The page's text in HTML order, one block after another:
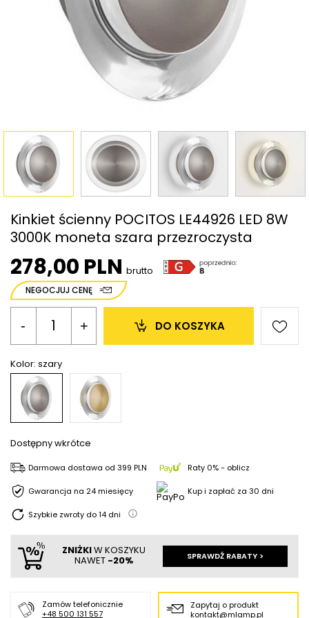
Kinkiet ścienny POCITOS LE44926 LED 8W
3000K moneta szara przezroczysta
278,00 PLN brutto
NEGOCJUJ CENĘ
Kolor: szary
- + DO KOSZYKA
Dostępny wkrótce
Darmowa dostawa od 399 PLN Raty 0% - oblicz
Gwarancja na 24 miesięcy Kup i zapłać za 30 dni
Szybkie zwroty do14 dni
ZNIŻKIW KOSZYKU
NAWET -20% SPRAWDŹ RABATY >
Zamów telefonicznie
+48 500 131 557
Zapytaj o produkt
kontakt@mlamp.pl